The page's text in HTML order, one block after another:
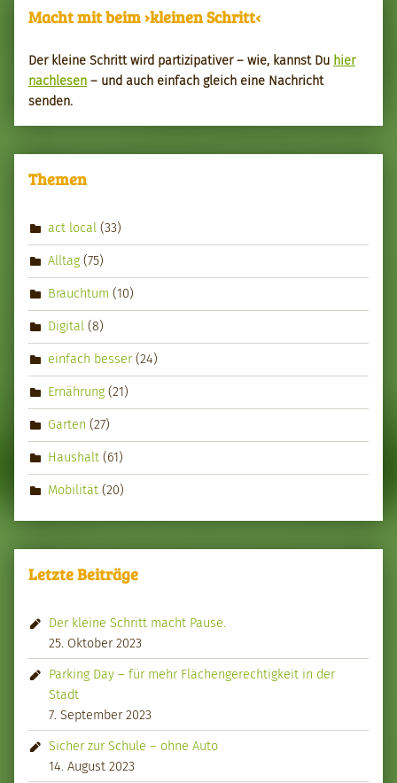
Macht mit beim ›kleinen Schritt‹
Der kleine Schritt wird par­tizipa­tiv­er – wie, kannst Du hier
nach­le­sen – und auch ein­fach gle­ich eine Nachricht
senden.
Themen
act local (33)
Alltag (75)
Brauchtum (10)
Digital (8)
einfach besser(24)
Ernährung (21)
Garten (27)
Haushalt (61)
Mobilität (20)
Letzte Beiträge
Der kleine Schritt macht Pause.
25. Oktober 2023
Parking Day – für mehr Flächengerechtigkeit in der
Stadt
7. September 2023
Sicher zur Schule – ohne Auto
14. August 2023